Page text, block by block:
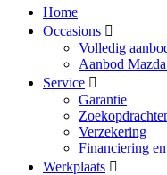
Home
Occasions
Volledig
Aanbod
Service
Garantie
Verzekering
Financiering en
Werkplaats